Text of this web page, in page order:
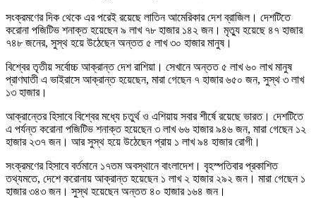
সংক্রমণের দিক থেকে এর পরেই রয়েছে লাতিন আমেরিকার দেশ ব্রাজিল। দেশটিতে
করোনা পজিটিভ শনাক্ত হয়েছেন ৯ লাখ ৭৮ হাজার ১৪২ জন। মৃত্যু হয়েছে ৪৭ হাজার
৭৪৮ জনের, সুস্থ হয়ে উঠেছেন অন্তত ৫ লাখ ৩০ হাজার মানুষ।
বিশ্বের তৃতীয় সর্বোচ্চ আক্রান্ত দেশ রাশিয়া। সেখানে অন্তত ৫ লাখ ৬০ লাখ মানুষ
প্রাণঘাতী এ ভাইরাসে আক্রান্ত হয়েছেন, মারা গেছেন ৭ হাজার ৬৫০ জন, সুস্থ ৩ লাখ
১৩ হাজার।
আক্রান্তের হিসাবে বিশ্বের মধ্যে চতুর্থ ও এশিয়ায় সবার শীর্ষে রয়েছে ভারত। দেশটিতে
এ পর্যন্ত করোনা পজিটিভ শনাক্ত হয়েছেন ৩ লাখ ৬৬ হাজার ৯৪৬ জন, মারা গেছেন ১২
হাজার ২৩৭ জন। আর সুস্থ হয়ে উঠেছেন প্রায় ১ লাখ ৯৪ হাজার রোগী।
সংক্রমণের হিসাবে বর্তমানে ১৭তম অবস্থানে বাংলাদেশ। বৃহস্পতিবার প্রকাশিত
তথ্যমতে, দেশে করোনায় আক্রান্ত হয়েছেন ১ লাখ ২ হাজার ২৯২ জন। মারা গেছেন ১
হাজার ৩৪৩ জন। সুস্থ হয়েছেন অন্তত ৪০ হাজার ১৬৪ জন।